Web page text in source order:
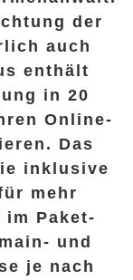
der
auch
enthält
in 20
Online-
Das
inklusive
mehr
Paket-
und
je nach